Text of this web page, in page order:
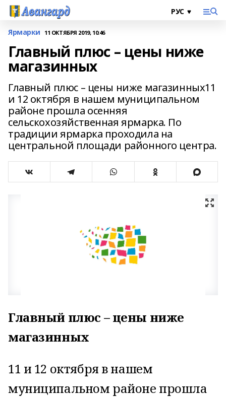
Ярмарки 11 ОКТЯБРЯ 2019, 10:46
Главный плюс – цены ниже
магазинных
Главный плюс – цены ниже магазинных 11
и 12 октября в нашем муниципальном
районе прошла осенняя
сельскохозяйственная ярмарка. По
традиции ярмарка проходила на
центральной площади районного центра.
Главный плюс – цены ниже
магазинных
11 и 12 октября в нашем
муниципальном районе прошла